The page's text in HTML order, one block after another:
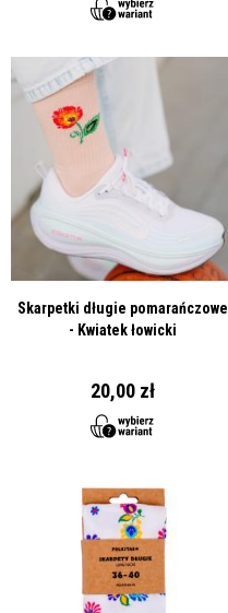
Skarpetki długie pomarańczowe
- Kwiatek łowicki
20,00 zł